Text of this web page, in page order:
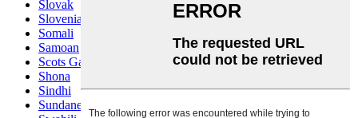
Slovak
Slovenian
Somali
Samoan
Scots Gaelic
Shona
Sindhi
Sundanese